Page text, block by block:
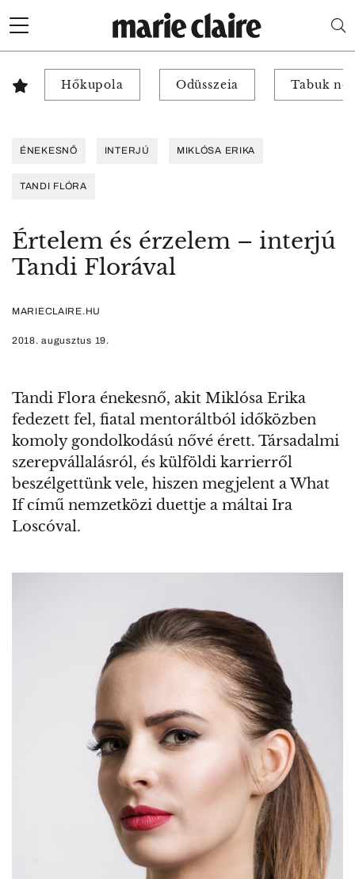
Hőkupola Odüsszeia Tabuk
ÉNEKESNŐ INTERJÚ MIKLÓSA ERIKA
TANDI FLÓRA
Értelem és érzelem – interjú
Tandi Florával
MARIECLAIRE.HU
2018. augusztus 19.
Tandi Flora énekesnő, akit Miklósa Erika
fedezett fel, fiatal mentoráltból időközben
komoly gondolkodású nővé érett. Társadalmi
szerepvállalásról, és külföldi karrierről
beszélgettünk vele, hiszen megjelent a What
If című nemzetközi duettje a máltai Ira
Loscóval.